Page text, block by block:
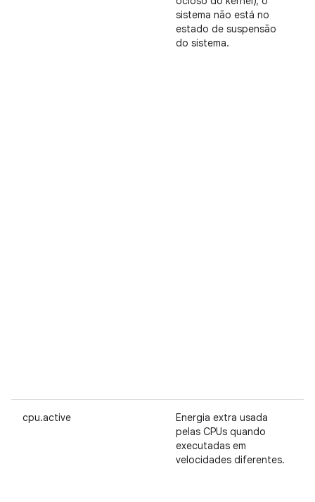
sistema não está no
estado de suspensão
do sistema.
cpu.active
Energia extra usada
pelas CPUs quando
executadas em
velocidades diferentes.